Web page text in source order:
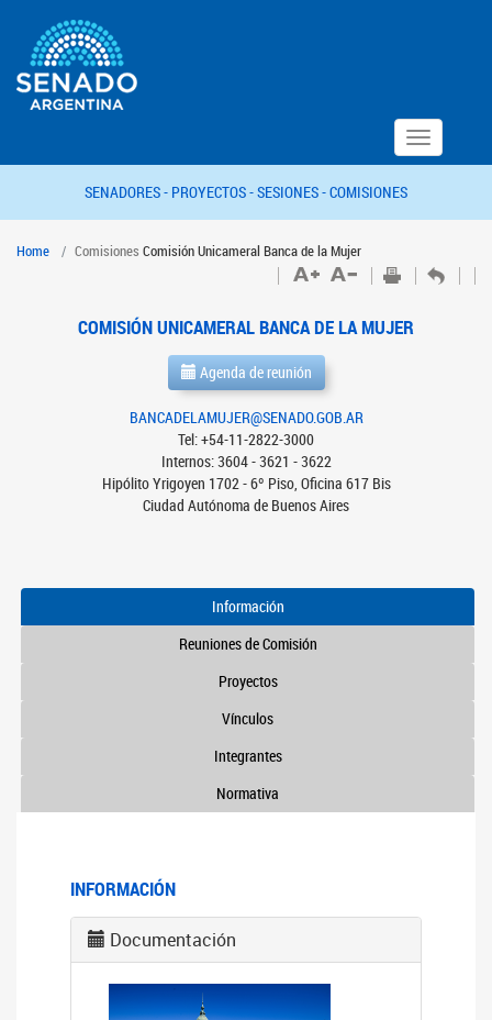
Toggle
navigation
SENADORES - PROYECTOS -SESIONES -COMISIONES
Home Comisiones Comisión Unicameral Banca de la Mujer
COMISIÓN UNICAMERAL BANCA DE LA MUJER
Agenda de reunión
BANCADELAMUJER@SENADO.GOB.AR
Tel: +54-11-2822-3000
Internos: 3604 - 3621 - 3622
Hipólito Yrigoyen 1702 - 6º Piso, Oficina 617 Bis
Ciudad Autónoma de Buenos Aires
Información
Reuniones de Comisión
Proyectos
Vínculos
Integrantes
Normativa
INFORMACIÓN
Documentación